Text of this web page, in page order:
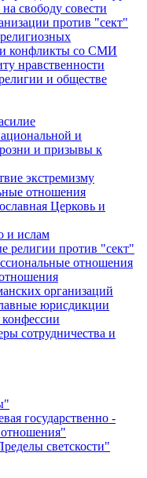
свободу совести
против "сект"
и конфликты со СМИ
нравственности
и обществе
и
и призывы к
экстремизму
отношения
Церковь и
и ислам
религии против "сект"
отношения
организаций
юрисдикции
сотрудничества и
государственно -
светскости"